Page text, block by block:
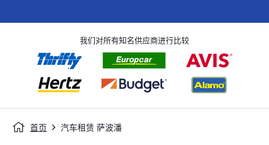
我们对所有知名供应商进行比较
首页 汽车租赁 萨波潘